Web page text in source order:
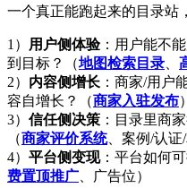
一个真正能跑起来的目录站
1） 用户侧体验：用户能不
到目标？（地图检索目录
2） 内容侧增长 ：商家/用户
容自增长？（商家入驻发布）
3） 信任侧决策 ：目录里商
（商家评价系统、案例/认证/
4） 平台侧变现：平台如何
费置顶推广 、广告位）